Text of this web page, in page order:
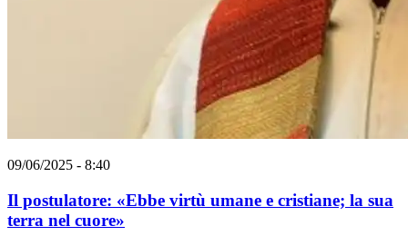
09/06/2025 - 8:40
Il postulatore: «Ebbe virtù umane e cristiane; la sua
terra nel cuore»